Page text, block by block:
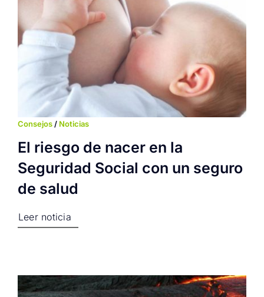
Consejos/ Noticias
El riesgo de nacer en la
Seguridad Social con un seguro
de salud
Leer noticia